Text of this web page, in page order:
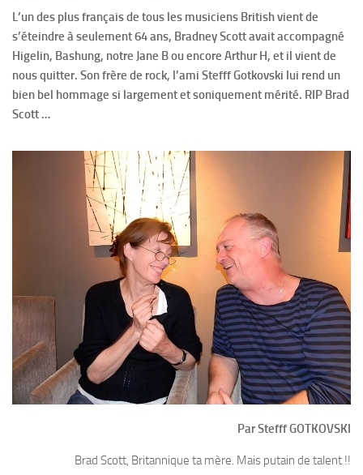
L’un des plus français de tous les musiciens British vient de
s’éteindre à seulement 64 ans, Bradney Scott avait accompagné
Higelin, Bashung, notre Jane B ou encore Arthur H, et il vient de
nous quitter. Son frère de rock, l’ami Stefff Gotkovski lui rend un
bien bel hommage si largement et soniquement mérité. RIP Brad
Scott …
Par Stefff GOTKOVSKI
Brad Scott, Britannique ta mère. Mais putain de talent !!